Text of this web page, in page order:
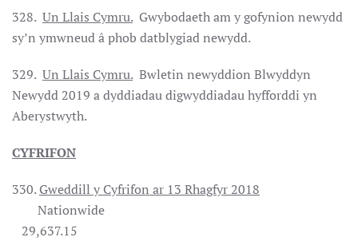
328. Un Llais Cymru.Gwybodaeth am y gofynion newydd
sy’n ymwneud â phob datblygiad newydd.
329. Un Llais Cymru.Bwletin newyddion Blwyddyn
Newydd 2019 a dyddiadau digwyddiadau hyfforddi yn
Aberystwyth.
CYFRIFON
330.Gweddill y Cyfrifon ar 13 Rhagfyr 2018
Nationwide
29,637.15